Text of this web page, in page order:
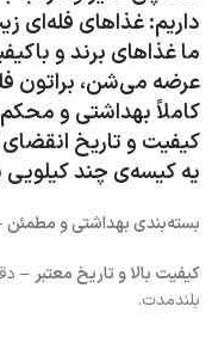
داریم:غذاهای فله‌ای
ما غذاهای برند و
عرضه می‌شن، براتون
کاملاً بهداشتی و
کیفیت و تاریخ
یه کیسه‌ی چند کیلویی
بسته‌بندی بهداشتی و مطمئن
کیفیت بالا و تاریخ معتبر –
بلندمدت.